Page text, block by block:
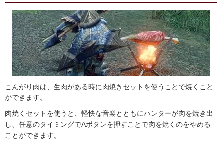
こんがり肉は、生肉がある時に肉焼きセットを使うことで焼くこと
ができます。
肉焼くセットを使うと、軽快な音楽とともにハンターが肉を焼き出
し、任意のタイミングでAボタンを押すことで肉を焼くのをやめる
ことができます。